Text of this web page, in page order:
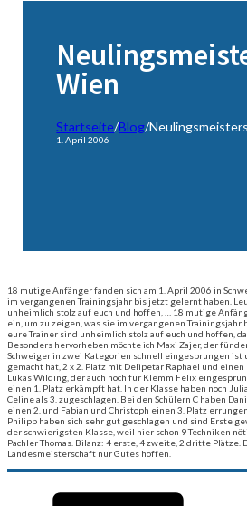
Wien
Startseite/Blog/
1. April 2006
18 mutige Anfänger fanden sich am 1. April 2006 in
im vergangenen Trainingsjahr bis jetzt gelernt haben.
unheimlich stolz auf euch und hoffen, … 18 mutige
ein, um zu zeigen, was sie im vergangenen
eure Trainer sind unheimlich stolz auf euch und hoffen,
Besonders hervorheben möchte ich Maxi Zajer, der für
Schweiger in zwei Kategorien schnell eingesprungen ist
gemacht hat, 2 x 2. Platz mit Delipetar Raphael und
Lukas Wilding, der auch noch für Klemm Felix
einen 1. Platz erkämpft hat. In der Klasse haben noch
Celine als 3. zugeschlagen. Bei den Schülern C haben
einen 2. und Fabian und Christoph einen 3. Platz
Philipp haben sich sehr gut geschlagen und sind Erste
der schwierigsten Klasse, weil hier schon 9 Techniken
Pachler Thomas. Bilanz: 4 erste, 4 zweite, 2 dritte Plätze.
Landesmeisterschaft nur Gutes hoffen.